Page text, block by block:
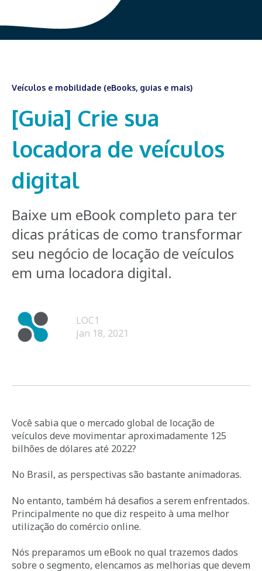
Veículos e mobilidade (eBooks, guias e mais)
[Guia] Crie sua
locadora de veículos
digital
Baixe um eBook completo para ter
dicas práticas de como transformar
seu negócio de locação de veículos
em uma locadora digital.
LOC1
jan 18, 2021
Você sabia que o mercado global de locação de
veículos deve movimentar aproximadamente 125
bilhões de dólares até 2022?
No Brasil, as perspectivas são bastante animadoras.
No entanto, também há desafios a serem enfrentados.
Principalmente no que diz respeito à uma melhor
utilização do comércio online.
Nós preparamos um eBook no qual trazemos dados
sobre o segmento, elencamos as melhorias que devem